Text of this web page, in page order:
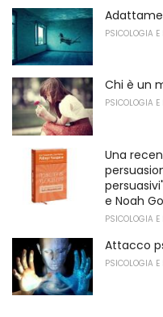
PSICOLOGIA E
Chi è un
PSICOLOGIA E
Una
e Noah
PSICOLOGIA E
Attacco
PSICOLOGIA E